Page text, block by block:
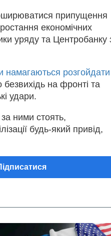
припущення
економічних
уряду та Центробанку
намагаються розгойдати
на фронті та
удари.
ними стоять,
будь-який привід,